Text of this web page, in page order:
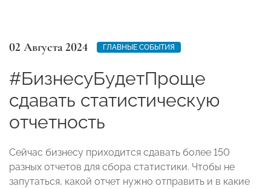
02 Августа 2024 ГЛАВНЫЕ СОБЫТИЯ
#БизнесуБудетПроще
сдавать статистическую
отчетность
Сейчас бизнесу приходится сдавать более 150
разных отчетов для сбора статистики. Чтобы не
запутаться, какой отчет нужно отправить и в какие